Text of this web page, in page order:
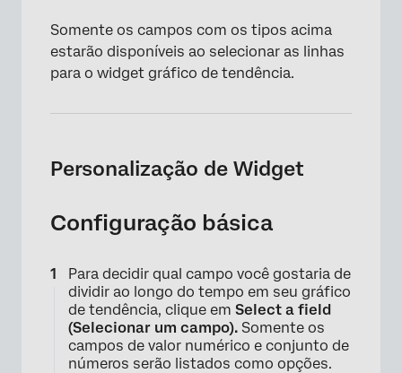
Somente os campos com os tipos acima
estarão disponíveis ao selecionar as linhas
para o widget gráfico de tendência.
Personalização de Widget
Configuração básica
Para decidir qual campo você gostaria de
dividir ao longo do tempo em seu gráfico
de tendência, clique em Select a field
(Selecionar um campo). Somente os
campos de valor numérico e conjunto de
números serão listados como opções.